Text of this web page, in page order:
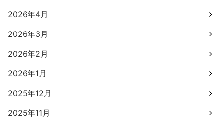
2026年4月
2026年3月
2026年2月
2026年1月
2025年12月
2025年11月